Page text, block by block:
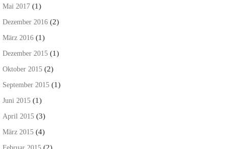
Mai 2017 (1)
Dezember 2016 (2)
März 2016 (1)
Dezember 2015 (1)
Oktober 2015 (2)
September 2015 (1)
Juni 2015 (1)
April 2015 (3)
März 2015 (4)
(2)